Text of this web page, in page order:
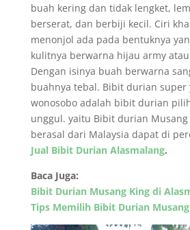
buah kering dan tidak lengket,
berserat, dan berbiji kecil. Ciri
menonjol ada pada bentuknya
kulitnya berwarna hijau army
Dengan isinya buah berwarna
buahnya tebal. Bibit durian super
wonosobo adalah bibit durian
unggul. yaitu Bibit durian Musang
berasal dari Malaysia dapat di
Jual Bibit Durian Alasmalang.
Baca Juga:
Bibit Durian Musang King di
Tips Memilih Bibit Durian